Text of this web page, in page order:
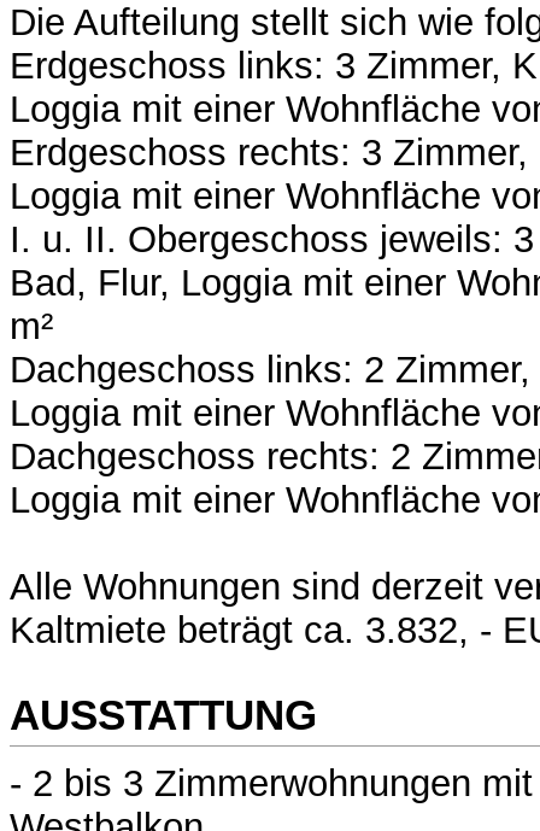
Die Aufteilung stellt sich wie
Erdgeschoss links: 3 Zimmer,
Loggia mit einer Wohnfläche
Erdgeschoss rechts: 3
Loggia mit einer Wohnfläche
I. u. II. Obergeschoss jeweils:
Bad, Flur, Loggia mit einer
m²
Dachgeschoss links: 2
Loggia mit einer Wohnfläche
Dachgeschoss rechts: 2
Loggia mit einer Wohnfläche
Alle Wohnungen sind derzeit
Kaltmiete beträgt ca. 3.832, -
AUSSTATTUNG
- 2 bis 3 Zimmerwohnungen